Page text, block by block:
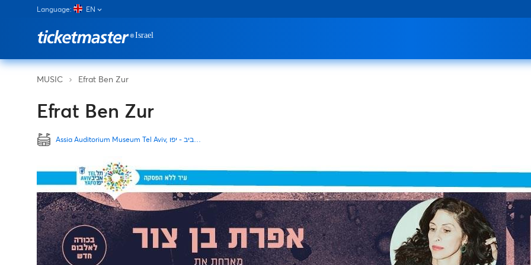
Language: EN
MUSIC Efrat Ben Zur
Efrat Ben Zur
Assia Auditorium Museum Tel Aviv, תל אביב - יפו